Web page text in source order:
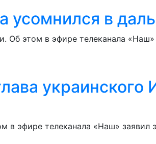
усомнился в
Об этом в эфире телеканала
эфире телеканала «Наш» заявил